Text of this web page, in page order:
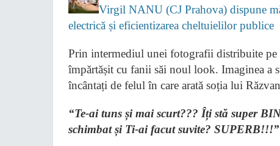
Virgil NANU (CJ Prahova) dispune
electrică și eficientizarea cheltuielilor publice
Prin intermediul unei fotografii distribuite pe
împărtășit cu fanii săi noul look. Imaginea a
încântați de felul în care arată soția lui
“Te-ai tuns și mai scurt??? Îți stă super
schimbat și Ti-ai facut suvite? SUPERB!!!”